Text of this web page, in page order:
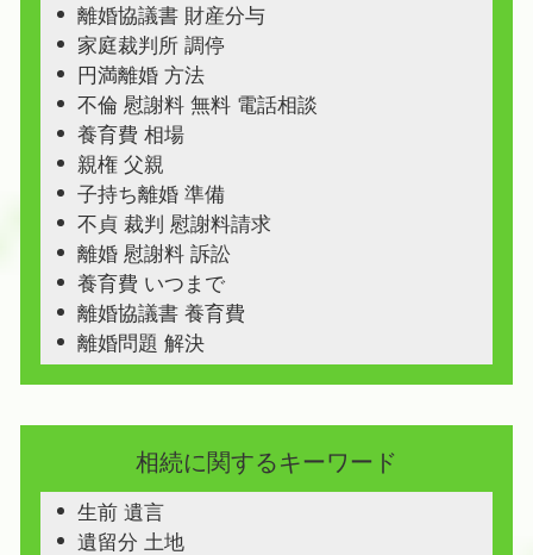
離婚協議書 財産分与
家庭裁判所 調停
円満離婚 方法
不倫 慰謝料 無料 電話相談
養育費 相場
親権 父親
子持ち離婚 準備
不貞 裁判 慰謝料請求
離婚 慰謝料 訴訟
養育費 いつまで
離婚協議書 養育費
離婚問題 解決
相続に関するキーワード
生前 遺言
遺留分 土地